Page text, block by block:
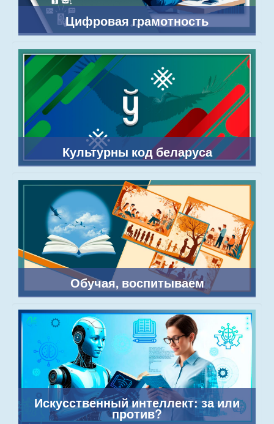
Цифровая грамотность
Культурны код беларуса
Обучая, воспитываем
Искусственный интеллект: за или
против?